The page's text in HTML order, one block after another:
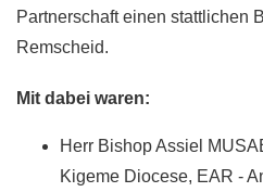
Partnerschaft einen stattlichen
Remscheid.
Mit dabei waren:
Herr Bishop Assiel
Kigeme Diocese, EAR -